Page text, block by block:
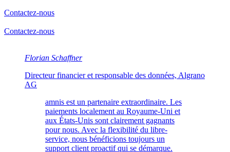
Contactez-nous
Contactez-nous
Florian Schaffner
Directeur financier et responsable des données, Algrano
AG
amnis est un partenaire extraordinaire. Les
paiements localement au Royaume-Uni et
aux États-Unis sont clairement gagnants
pour nous. Avec la flexibilité du libre-
service, nous bénéficions toujours un
support client proactif qui se démarque.